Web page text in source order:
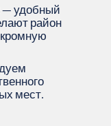
— удобный
район
мест.